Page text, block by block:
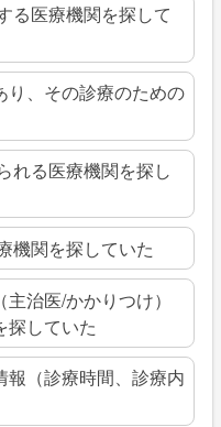
る医療機関を探して
り、その診療のための
れる医療機関を探し
機関を探していた
治医/かかりつけ）
探していた
（診療時間、診療内